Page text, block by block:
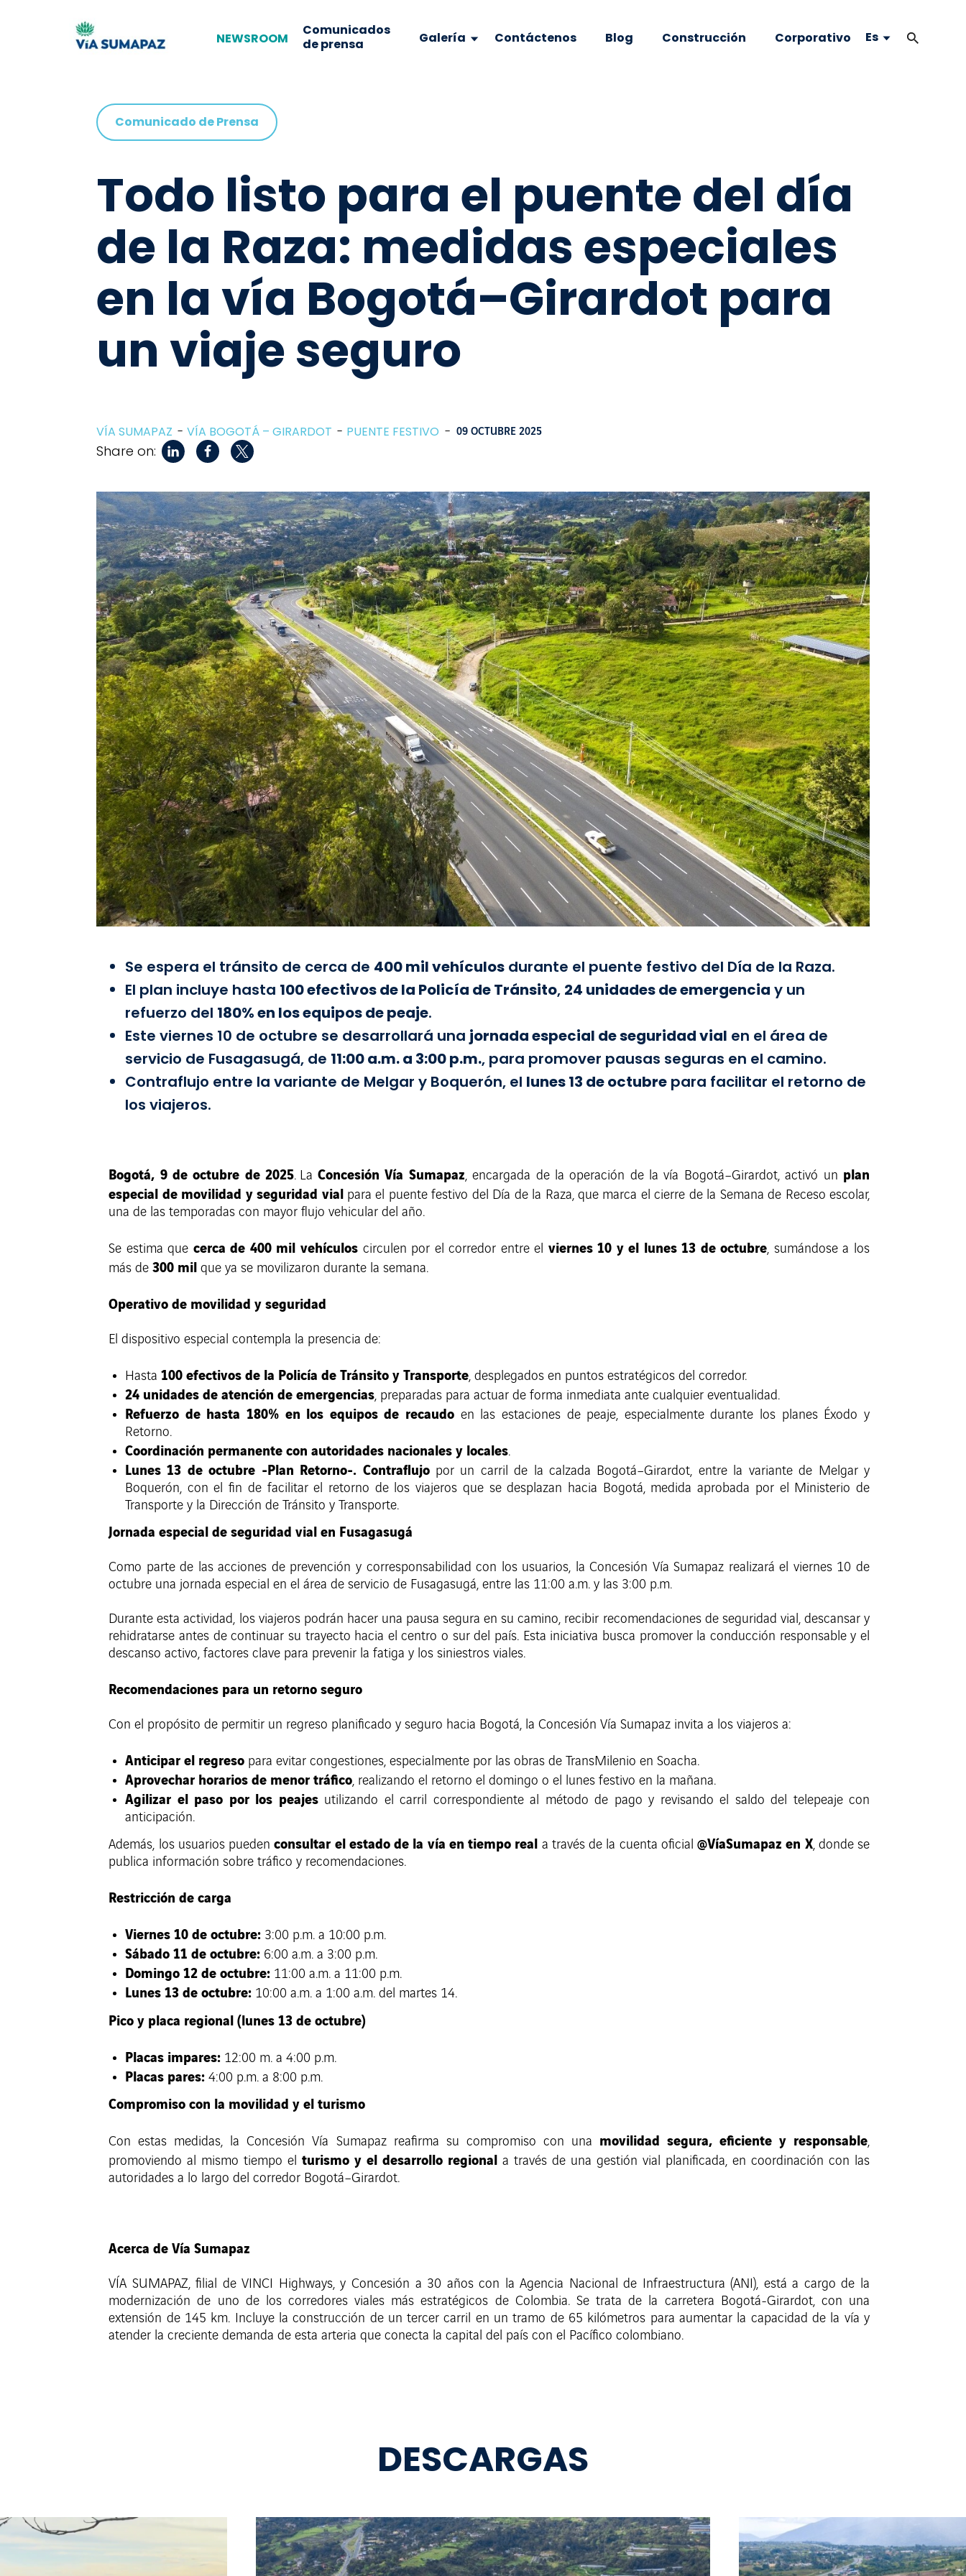
NEWSROOM
Comunicados
de prensa
Galería Contáctenos Blog Construcción Corporativo Es
Comunicado de Prensa
Todo listo para el puente del día
de la Raza: medidas especiales
en la vía Bogotá–Girardot para
un viaje seguro
VÍA SUMAPAZ VÍA BOGOTÁ – GIRARDOT PUENTE FESTIVO - 09 OCTUBRE 2025
Share on:
Se espera el tránsito de cerca de 400 mil vehículos durante el puente festivo del Día de la Raza.
El plan incluye hasta 100 efectivos de la Policía de Tránsito, 24 unidades de emergencia y un
refuerzo del 180% en los equipos de peaje.
Este viernes 10 de octubre se desarrollará una jornada especial de seguridad vial en el área de
servicio de Fusagasugá, de 11:00 a.m. a 3:00 p.m., para promover pausas seguras en el camino.
Contraflujo entre la variante de Melgar y Boquerón, el lunes 13 de octubre para facilitar el retorno de
los viajeros.
Bogotá, 9 de octubre de 2025. La Concesión Vía Sumapaz, encargada de la operación de la vía Bogotá–Girardot, activó un plan
especial de movilidad y seguridad vial para el puente festivo del Día de la Raza, que marca el cierre de la Semana de Receso escolar,
una de las temporadas con mayor flujo vehicular del año.
Se estima que cerca de 400 mil vehículoscirculen por el corredor entre el viernes 10 y el lunes 13 de octubre, sumándose a los
más de300 mil que ya se movilizaron durante la semana.
Operativo de movilidad y seguridad
El dispositivo especial contempla la presencia de:
Hasta 100 efectivos de la Policía de Tránsito y Transporte, desplegados en puntos estratégicos del corredor.
24 unidades de atención de emergencias, preparadas para actuar de forma inmediata ante cualquier eventualidad.
Refuerzo de hasta 180% en los equipos de recaudo en las estaciones de peaje, especialmente durante los planes Éxodo y
Retorno.
Coordinación permanente con autoridades nacionales y locales.
Lunes 13 de octubre -Plan Retorno-. Contraflujopor un carril de la calzada Bogotá–Girardot, entre la variante de Melgar y
Boquerón, con el fin de facilitar el retorno de los viajeros que se desplazan hacia Bogotá, medida aprobada por el Ministerio de
Transporte y la Dirección de Tránsito y Transporte.
Jornada especial de seguridad vial en Fusagasugá
Como parte de las acciones de prevención y corresponsabilidad con los usuarios, la Concesión Vía Sumapaz realizará el viernes 10 de
octubre una jornada especial en el área de servicio de Fusagasugá, entre las 11:00 a.m. y las 3:00 p.m.
Durante esta actividad, los viajeros podrán hacer una pausa segura en su camino, recibir recomendaciones de seguridad vial, descansar y
rehidratarse antes de continuar su trayecto hacia el centro o sur del país. Esta iniciativa busca promover la conducción responsable y el
descanso activo, factores clave para prevenir la fatiga y los siniestros viales.
Recomendaciones para un retorno seguro
Con el propósito de permitir un regreso planificado y seguro hacia Bogotá, la Concesión Vía Sumapaz invita a los viajeros a:
Anticipar el regreso para evitar congestiones, especialmente por las obras de TransMilenio en Soacha.
Aprovechar horarios de menor tráfico, realizando el retorno el domingo o el lunes festivo en la mañana.
Agilizar el paso por los peajesutilizando el carril correspondiente al método de pago y revisando el saldo del telepeaje con
anticipación.
Además, los usuarios puedenconsultar el estado de la vía en tiempo real a través de la cuenta oficial@VíaSumapaz en X, donde se
publica información sobre tráfico y recomendaciones.
Restricción de carga
Viernes 10 de octubre: 3:00 p.m. a 10:00 p.m.
Sábado 11 de octubre: 6:00 a.m. a 3:00 p.m.
Domingo 12 de octubre: 11:00 a.m. a 11:00 p.m.
Lunes 13 de octubre: 10:00 a.m. a 1:00 a.m. del martes 14.
Pico y placa regional (lunes 13 de octubre)
Placas impares: 12:00 m. a 4:00 p.m.
Placas pares: 4:00 p.m. a 8:00 p.m.
Compromiso con la movilidad y el turismo
Con estas medidas, la Concesión Vía Sumapaz reafirma su compromiso con una movilidad segura, eficiente y responsable,
promoviendo al mismo tiempo elturismo y el desarrollo regional a través de una gestión vial planificada, en coordinación con las
autoridades a lo largo del corredor Bogotá–Girardot.
Acerca de Vía Sumapaz
VÍA SUMAPAZ, filial de VINCI Highways, y Concesión a 30 años con la Agencia Nacional de Infraestructura (ANI), está a cargo de la
modernización de uno de los corredores viales más estratégicos de Colombia. Se trata de la carretera Bogotá-Girardot, con una
extensión de 145 km. Incluye la construcción de un tercer carril en un tramo de 65 kilómetros para aumentar la capacidad de la vía y
atender la creciente demanda de esta arteria que conecta la capital del país con el Pacífico colombiano.
DESCARGAS